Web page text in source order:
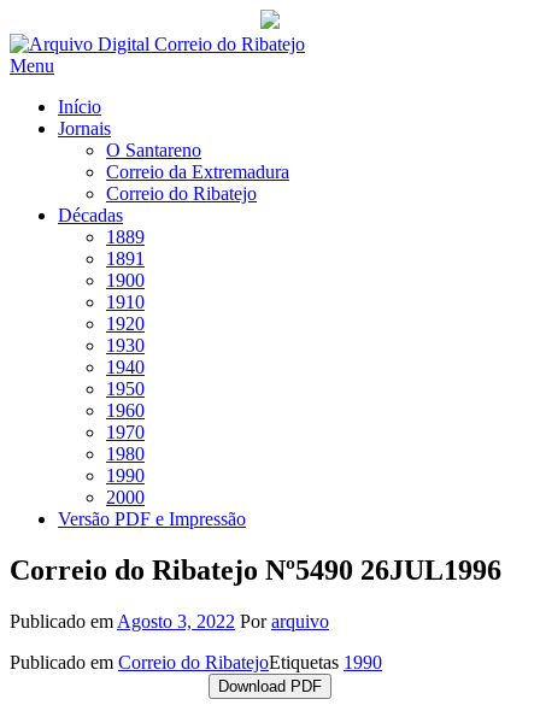
Saltar
para
Menu
Início
Jornais
O Santareno
Correio da Extremadura
Correio do Ribatejo
Décadas
1889
1891
1900
1910
1920
1930
1940
1950
1960
1970
1980
1990
2000
Versão PDF e Impressão
Correio do Ribatejo Nº5490 26JUL1996
Publicado em Agosto 3, 2022 Porarquivo
Publicado em Correio do RibatejoEtiquetas 1990
Download PDF